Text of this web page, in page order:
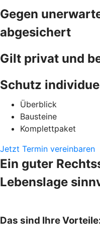
Gegen
abgesichert
Gilt privat und
Schutz
Überblick
Bausteine
Komplettpaket
Jetzt Termin vereinbaren
Ein guter
Lebenslage
Das sind Ihre